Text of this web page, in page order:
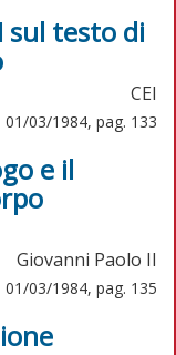
sul testo di
CEI
03/1984, pag. 133
e il
Giovanni Paolo II
03/1984, pag. 135